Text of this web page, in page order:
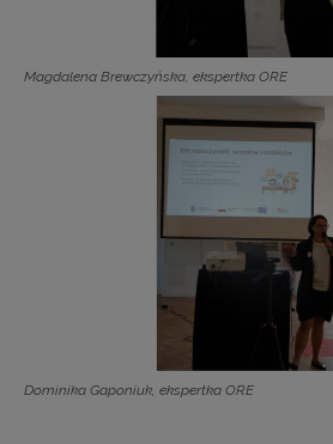
Magdalena Brewczyńska, ekspertka ORE
Dominika Gaponiuk, ekspertka ORE